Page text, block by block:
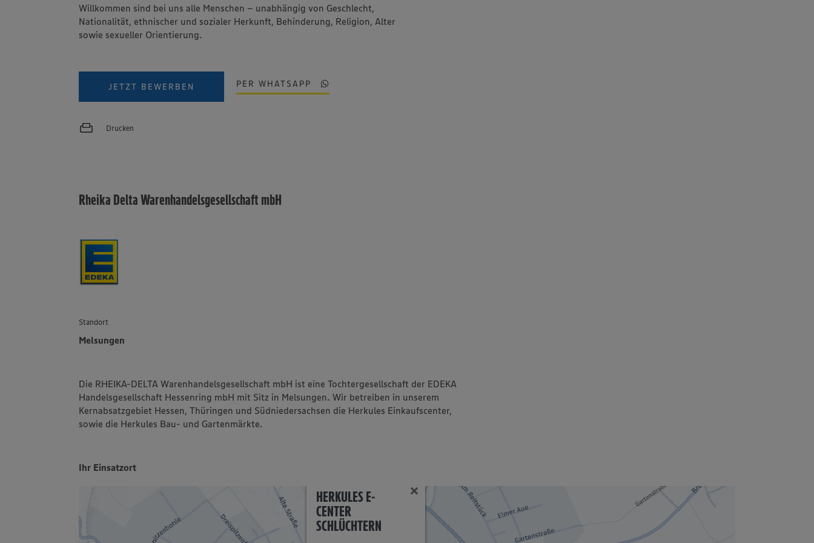
Willkommen sind bei uns alle Menschen – unabhängig von Geschlecht,
Nationalität, ethnischer und sozialer Herkunft, Behinderung, Religion, Alter
sowie sexueller Orientierung.
JETZT BEWERBEN PER WHATSAPP
Drucken
Rheika Delta Warenhandelsgesellschaft mbH
Standort
Melsungen
Die RHEIKA-DELTA Warenhandelsgesellschaft mbH ist eine Tochtergesellschaft der EDEKA
Handelsgesellschaft Hessenring mbH mit Sitz in Melsungen. Wir betreiben in unserem
Kernabsatzgebiet Hessen, Thüringen und Südniedersachsen die Herkules Einkaufscenter,
sowie die Herkules Bau- und Gartenmärkte.
Ihr Einsatzort
HERKULES E-
CENTER
SCHLÜCHTERN